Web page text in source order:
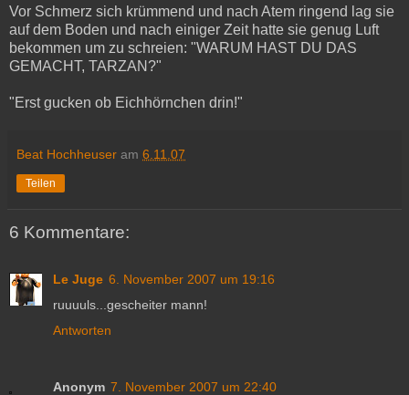
Vor Schmerz sich krümmend und nach Atem ringend lag sie
auf dem Boden und nach einiger Zeit hatte sie genug Luft
bekommen um zu schreien: "WARUM HAST DU DAS
GEMACHT, TARZAN?"
"Erst gucken ob Eichhörnchen drin!"
Beat Hochheuser am 6.11.07
Teilen
6 Kommentare:
Le Juge 6. November 2007 um 19:16
ruuuuls...gescheiter mann!
Antworten
Anonym 7. November 2007 um 22:40